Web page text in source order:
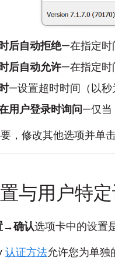
后自动拒绝—在指定时
后自动允许—在指定时
—设置超时时间（以秒
用户登录时询问—仅当
，修改其他选项并单
与用户特
→确认选项卡中的设置
认证方法允许您为单独